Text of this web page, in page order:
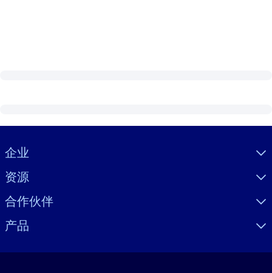
Visually hidden Text
企业
资源
合作伙伴
产品